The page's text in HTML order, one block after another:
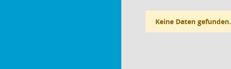
Keine Daten gefunden.